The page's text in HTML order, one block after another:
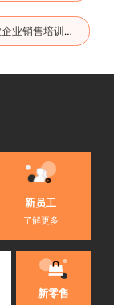
500强企业企业销售培训系统
新员工
了解更多
新零售